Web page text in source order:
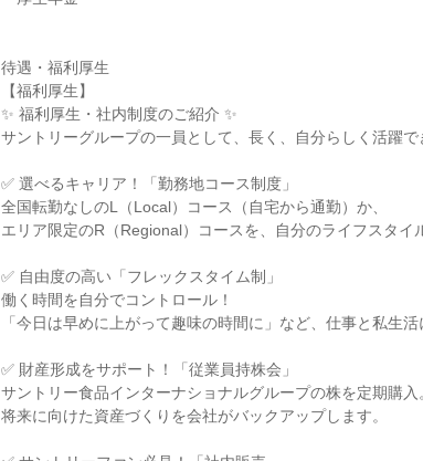
待遇・福利厚生
【福利厚生】
✨ 福利厚生・社内制度のご紹介 ✨
サントリーグループの一員として、長く、自分らしく活躍で
✅ 選べるキャリア！「勤務地コース制度」
全国転勤なしのL（Local）コース（自宅から通勤）か、
エリア限定のR（Regional）コースを、自分のライフスタイ
✅ 自由度の高い「フレックスタイム制」
働く時間を自分でコントロール！
「今日は早めに上がって趣味の時間に」など、仕事と私生活
✅ 財産形成をサポート！「従業員持株会」
サントリー食品インターナショナルグループの株を定期購入
将来に向けた資産づくりを会社がバックアップします。